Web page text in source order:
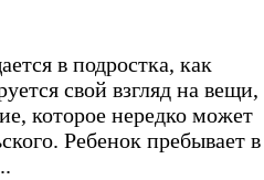
в подростка, как
свой взгляд на вещи,
которое нередко может
Ребенок пребывает в